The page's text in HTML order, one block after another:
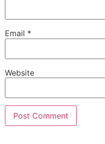
Email *
Website